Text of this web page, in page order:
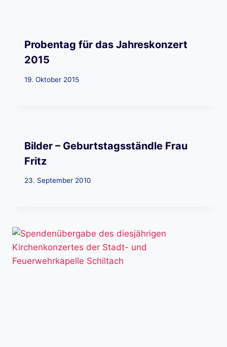
Probentag für das Jahreskonzert
2015
19. Oktober 2015
Bilder – Geburtstagsständle Frau
Fritz
23. September 2010